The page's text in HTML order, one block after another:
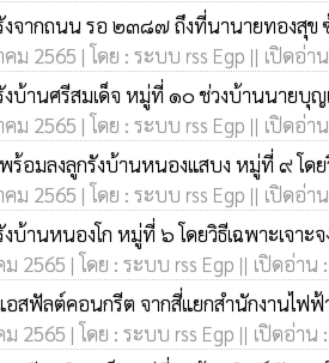
งจากถนน รอ ๒๓๘๗ ถึงที่นานายทองสุข
ม 2565 | โดย : ระบบ rss Egp || เปิดอ่า
งบ้านศรีสมเด็จ หมู่ที่ ๑๐ ช่วงบ้านนายบุ
ม 2565 | โดย : ระบบ rss Egp || เปิดอ่า
ร้อมลงลูกรังบ้านหนองแสบง หมู่ที่ ๙ โดย
ม 2565 | โดย : ระบบ rss Egp || เปิดอ่า
บ้านหนองโก หมู่ที่ ๖ โดยวิธีเฉพาะเจาะจ
2565 | โดย : ระบบ rss Egp || เปิดอ่าน
อสฟัลต์คอนกรีต จากสี่แยกสำนักงานไฟฟ้
2565 | โดย : ระบบ rss Egp || เปิดอ่าน